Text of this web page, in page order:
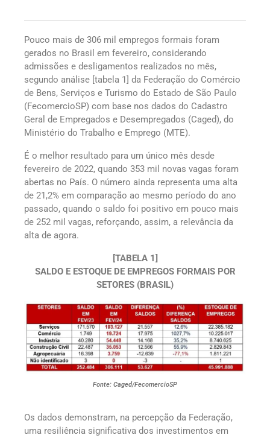
Pouco mais de 306 mil empregos formais foram
gerados no Brasil em fevereiro, considerando
admissões e desligamentos realizados no mês,
segundo análise [tabela 1] da Federação do Comércio
de Bens, Serviços e Turismo do Estado de São Paulo
(FecomercioSP) com base nos dados do Cadastro
Geral de Empregados e Desempregados (Caged), do
Ministério do Trabalho e Emprego (MTE).
É o melhor resultado para um único mês desde
fevereiro de 2022, quando 353 mil novas vagas foram
abertas no País. O número ainda representa uma alta
de 21,2% em comparação ao mesmo período do ano
passado, quando o saldo foi positivo em pouco mais
de 252 mil vagas, reforçando, assim, a relevância da
alta de agora.
[TABELA 1]
SALDO E ESTOQUE DE EMPREGOS FORMAIS POR
SETORES (BRASIL)
Fonte: Caged/FecomercioSP
Os dados demonstram, na percepção da Federação,
uma resiliência significativa dos investimentos em